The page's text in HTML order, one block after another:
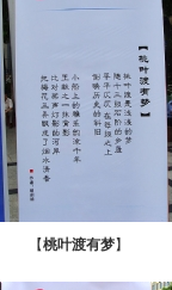
【桃叶渡有梦】